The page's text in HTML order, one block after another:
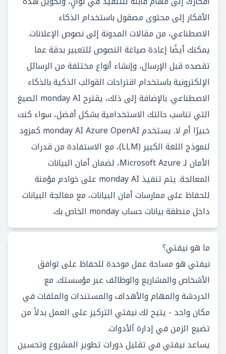
الأفكار إلى محتوى مصقول باستخدام الذكاء
الاصطناعي، من مقالات المدونة إلى نصوص الإعلانات.
يمكنك أيضًا إعادة صياغة النصوص للتعبير بدقة عما
تقصده قبل الإرسال، وإنشاء أنواع مختلفة من الرسائل
الإلكترونية باستخدام اقتراحات القوالب الذكية بالذكاء
الاصطناعي. بالإضافة إلى ذلك، يقترح monday AI الصيغ
التي تناسب حالتك الاستخدامية بشكل أفضل، سواء كنت
خبيرًا أم لا. يستخدم monday AI Azure OpenAI كمزود
لنموذج اللغة الكبير (LLM)، مع الاستفادة من قدرات
الأمان لـ Microsoft Azure، لضمان أمان البيانات
المعالجة. يتم تنفيذ monday AI على خوادم مؤمنة
للحفاظ على ممارسات أمان البيانات، مع معالجة البيانات
داخل منطقة بيانات حساب monday الخاص بك.
ما هو نيفتي؟
نيفتي هو مساحة عمل موحدة للحفاظ على توافق
الأشخاص والمشاريع والوظائف عبر مؤسستك. مع
الدردشة والمهام والأهداف والمستندات والملفات في
مكان واحد - يتيح لك نيفتي التركيز على العمل بدلاً من
تضيع الزمن في إدارة آلأدوات.
يساعد نيفتي في تقليل دورات تطوير المشروع وتحسين